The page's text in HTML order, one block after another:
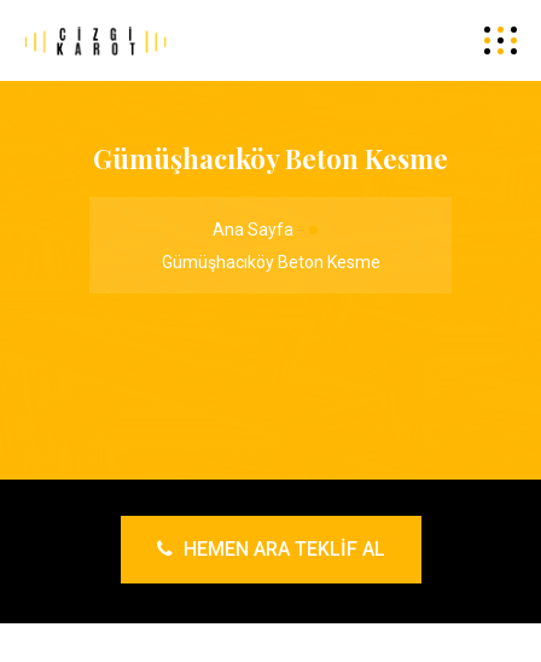
Gümüşhacıköy Beton Kesme
Ana Sayfa
Gümüşhacıköy Beton Kesme
HEMEN ARA TEKLIF AL